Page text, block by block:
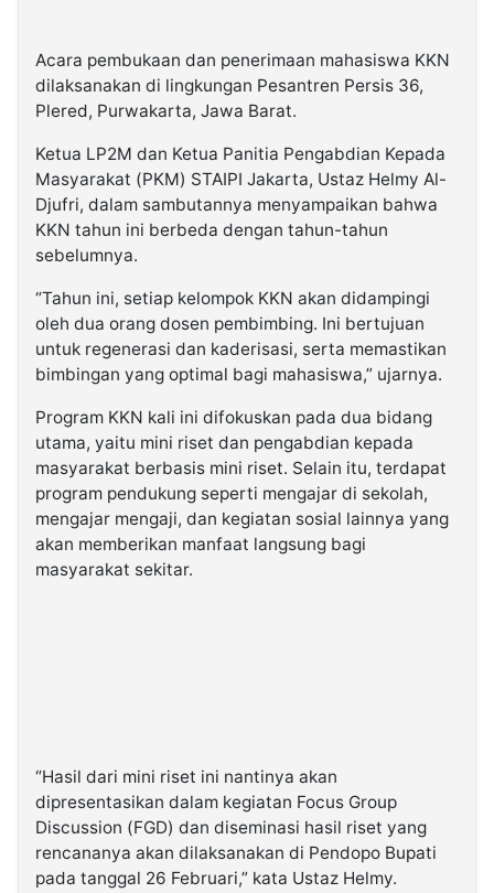
Acara pembukaan dan penerimaan mahasiswa KKN
dilaksanakan di lingkungan Pesantren Persis 36,
Plered, Purwakarta, Jawa Barat.
Ketua LP2M dan Ketua Panitia Pengabdian Kepada
Masyarakat (PKM) STAIPI Jakarta, Ustaz Helmy Al-
Djufri, dalam sambutannya menyampaikan bahwa
KKN tahun ini berbeda dengan tahun-tahun
sebelumnya.
“Tahun ini, setiap kelompok KKN akan didampingi
oleh dua orang dosen pembimbing. Ini bertujuan
untuk regenerasi dan kaderisasi, serta memastikan
bimbingan yang optimal bagi mahasiswa,” ujarnya.
Program KKN kali ini difokuskan pada dua bidang
utama, yaitu mini riset dan pengabdian kepada
masyarakat berbasis mini riset. Selain itu, terdapat
program pendukung seperti mengajar di sekolah,
mengajar mengaji, dan kegiatan sosial lainnya yang
akan memberikan manfaat langsung bagi
masyarakat sekitar.
“Hasil dari mini riset ini nantinya akan
dipresentasikan dalam kegiatan Focus Group
Discussion (FGD) dan diseminasi hasil riset yang
rencananya akan dilaksanakan di Pendopo Bupati
pada tanggal 26 Februari,” kata Ustaz Helmy.